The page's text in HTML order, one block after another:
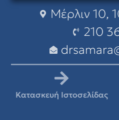
Μέρλιν 10,
210
Κατασκευή Ιστοσελίδας